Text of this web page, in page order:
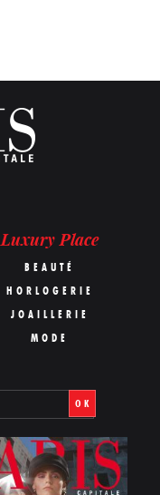
Luxury Place
BEAUTÉ
HORLOGERIE
JOAILLERIE
MODE
OK